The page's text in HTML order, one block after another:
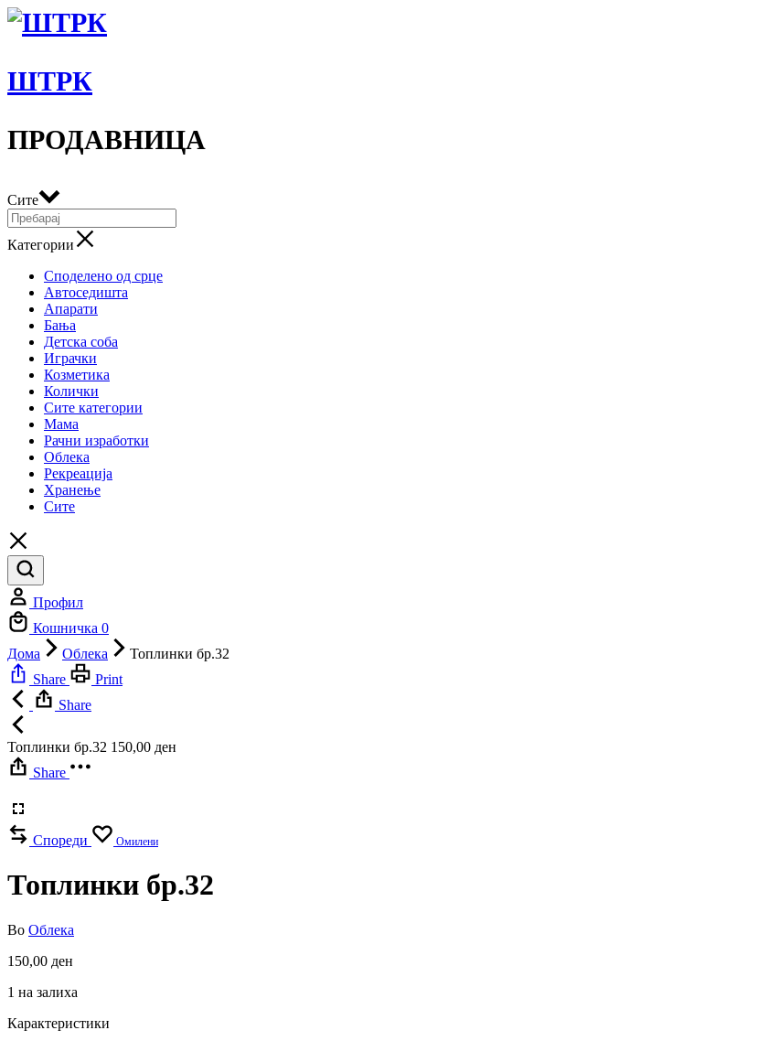
ШТРК
ПРОДАВНИЦА
Сите
Категории
Споделено од срце
Автоседишта
Апарати
Бања
Детска соба
Играчки
Козметика
Колички
Сите категории
Мама
Рачни изработки
Облека
Рекреација
Хранење
Сите
Профил
Кошничка 0
Дома
Облека
Топлинки бр.32
Share
Print
Share
Топлинки бр.32 150,00 ден
Share
Спореди Омилени
Топлинки бр.32
Во Облека
150,00 ден
1 на залиха
Карактеристики